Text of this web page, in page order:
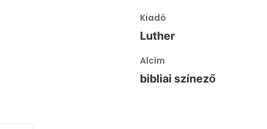
Kiadó
Luther
Alcím
bibliai színező